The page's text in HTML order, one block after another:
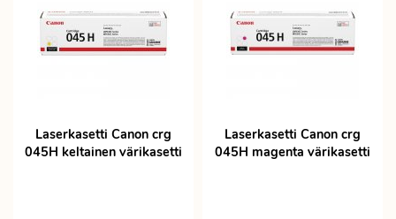
Laserkasetti Canon crg
045H keltainen värikasetti
Laserkasetti Canon crg
045H magenta värikasetti